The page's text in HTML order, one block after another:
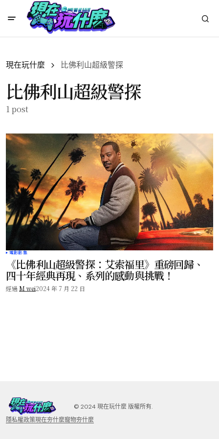
現在玩什麼 比佛利山超級警探
比佛利山超級警探
1 post
電影影集
《比佛利山超級警探：艾索福里》重磅回歸、
四十年經典再現、系列的感動與挑戰！
經過 M wei2024 年 7 月 22 日
©️ 2024 現在玩什麼 版權所有.
隱私權政策現在夯什麼寵物夯什麼